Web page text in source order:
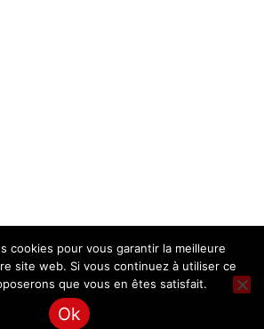
ET POLITIQUE DE CONFIDENTIALITÉ
réservés – GE 47 33 SUD GIRONDE
cookies pour vous garantir la meilleure
site web. Si vous continuez à utiliser ce
que vous en êtes satisfait.
Ok